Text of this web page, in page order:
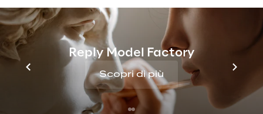
Reply Model Factory
Scopri di più
L’Intelligenza Artificiale
è pronta per il tuo
Business. E tu?
Cluster Reply e Open Reply partecipano all'